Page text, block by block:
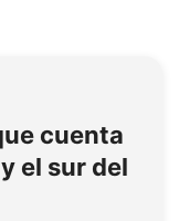
cuenta
el sur del